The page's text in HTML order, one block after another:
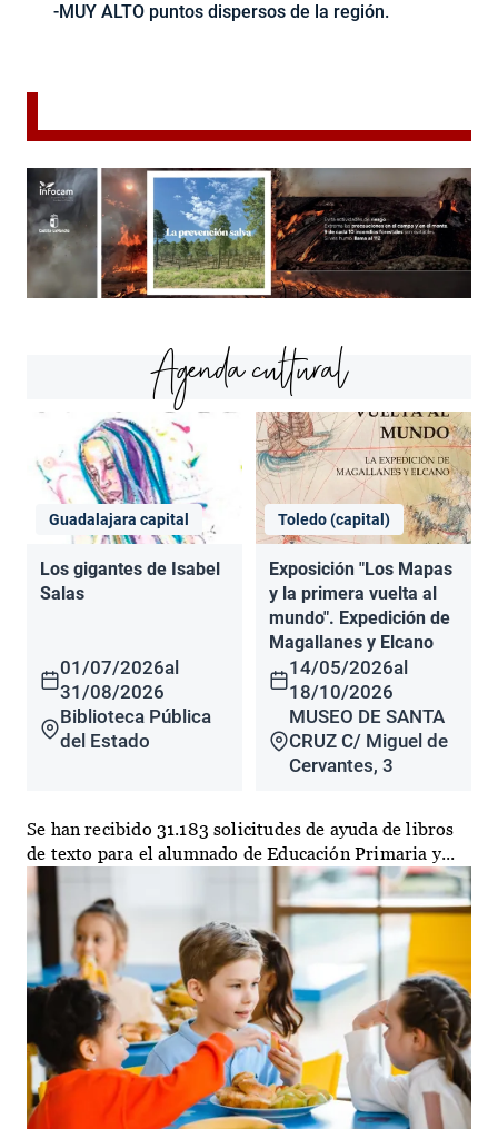
-MUY ALTO puntos dispersos de la región.
Agenda cultural
Guadalajara capital
Los gigantes de Isabel
Salas
01/07/2026al
31/08/2026
Biblioteca Pública
del Estado
Toledo (capital)
Exposición "Los Mapas
y la primera vuelta al
mundo". Expedición de
Magallanes y Elcano
14/05/2026al
18/10/2026
MUSEO DE SANTA
CRUZ C/ Miguel de
Cervantes, 3
Se han recibido 31.183 solicitudes de ayuda de libros
de texto para el alumnado de Educación Primaria y...